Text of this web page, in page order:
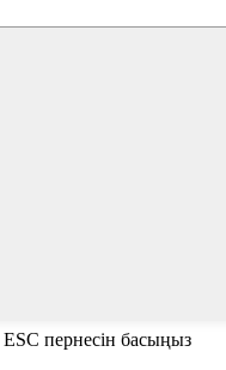
пернесін басыңыз